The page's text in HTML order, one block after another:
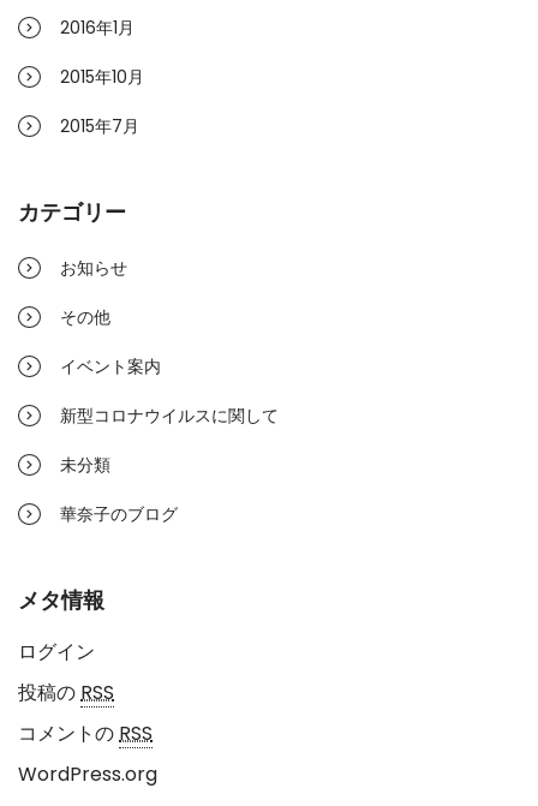
2016年1月
2015年10月
2015年7月
カテゴリー
お知らせ
その他
イベント案内
新型コロナウイルスに関して
未分類
華奈子のブログ
メタ情報
ログイン
投稿のRSS
コメントのRSS
WordPress.org